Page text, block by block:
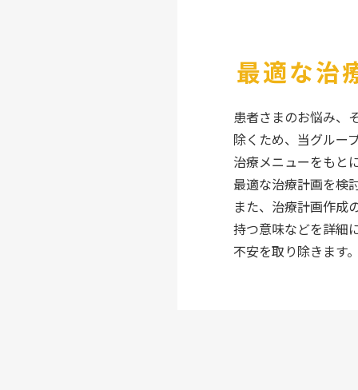
最適な治
患者さまのお悩み、
除くため、当グルー
治療メニューをもと
最適な治療計画を検
また、治療計画作成
持つ意味などを詳細
不安を取り除きます